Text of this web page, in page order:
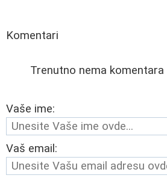
Komentari
Trenutno nema komentara
Vaše ime:
Vaš email: